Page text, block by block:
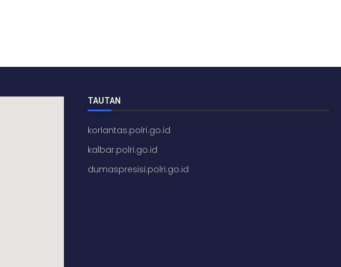
TAUTAN
korlantas.polri.go.id
kalbar.polri.go.id
dumaspresisi.polri.go.id